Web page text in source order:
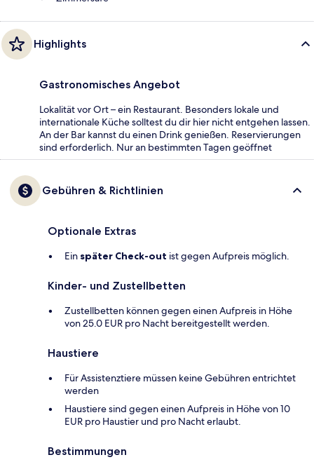
Highlights
Gastronomisches Angebot
Lokalität vor Ort – ein Restaurant. Besonders lokale und
internationale Küche solltest du dir hier nicht entgehen lassen.
An der Bar kannst du einen Drink genießen. Reservierungen
sind erforderlich. Nur an bestimmten Tagen geöffnet
Gebühren & Richtlinien
Optionale Extras
Ein später Check-out ist gegen Aufpreis möglich.
Kinder- und Zustellbetten
Zustellbetten können gegen einen Aufpreis in Höhe
von 25.0 EUR pro Nacht bereitgestellt werden.
Haustiere
Für Assistenztiere müssen keine Gebühren entrichtet
werden
Haustiere sind gegen einen Aufpreis in Höhe von 10
EUR pro Haustier und pro Nacht erlaubt.
Bestimmungen